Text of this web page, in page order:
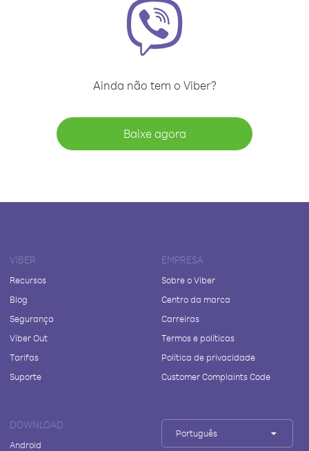
Ainda não tem o Viber?
Baixe agora
VIBER
Recursos
Blog
Segurança
Viber Out
Tarifas
Suporte
EMPRESA
Sobre o Viber
Centro da marca
Carreiras
Termos e políticas
Política de privacidade
Customer Complaints Code
DOWNLOAD
Android
Português